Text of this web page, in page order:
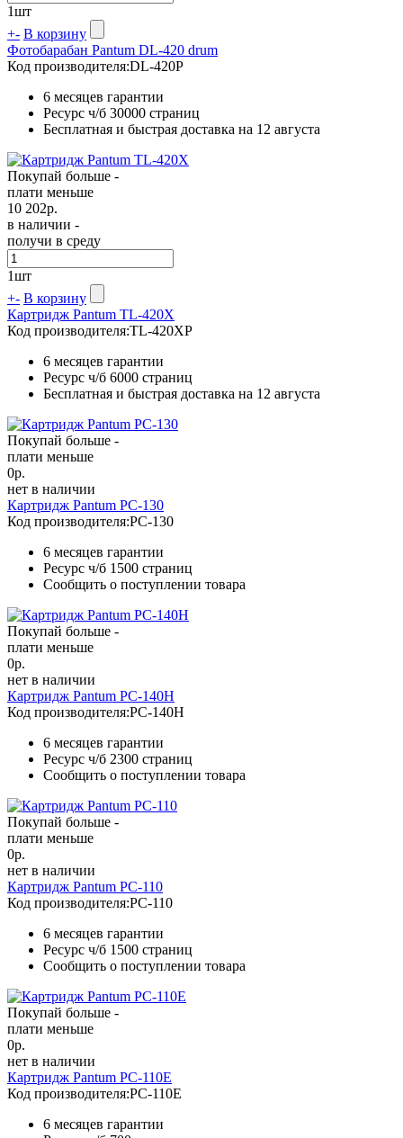
1шт
+- В корзину
Фотобарабан Pantum DL-420 drum
Код производителя:DL-420P
6 месяцев гарантии
Ресурс ч/б 30000 страниц
Бесплатная и быстрая доставка на 12 августа
Покупай больше -
плати меньше
10 202р.
в наличии -
получи в среду
1шт
+- В корзину
Картридж Pantum TL-420X
Код производителя:TL-420XP
6 месяцев гарантии
Ресурс ч/б 6000 страниц
Бесплатная и быстрая доставка на 12 августа
Покупай больше -
плати меньше
0р.
нет в наличии
Картридж Pantum PC-130
Код производителя:PC-130
6 месяцев гарантии
Ресурс ч/б 1500 страниц
Сообщить о поступлении товара
Покупай больше -
плати меньше
0р.
нет в наличии
Картридж Pantum PC-140H
Код производителя:PC-140H
6 месяцев гарантии
Ресурс ч/б 2300 страниц
Сообщить о поступлении товара
Покупай больше -
плати меньше
0р.
нет в наличии
Картридж Pantum PC-110
Код производителя:PC-110
6 месяцев гарантии
Ресурс ч/б 1500 страниц
Сообщить о поступлении товара
Покупай больше -
плати меньше
0р.
нет в наличии
Картридж Pantum PC-110E
Код производителя:PC-110E
6 месяцев гарантии